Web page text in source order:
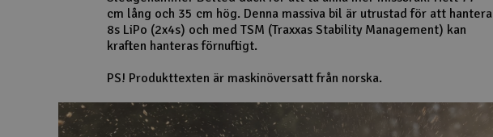
Scooter & elfordon
Verktyg, utrustning och tillbehör
cm lång och 35 cm hög. Denna massiva bil är utrustad för att hantera
8s LiPo (2x4s) och med TSM (Traxxas Stability Management) kan
kraften hanteras förnuftigt.
PS! Produkttexten är maskinöversatt från norska.